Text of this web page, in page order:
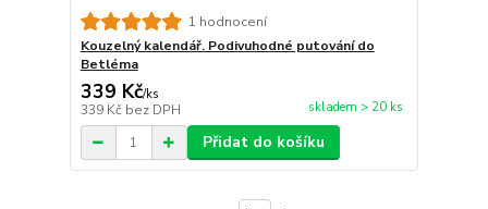
1 hodnocení
Kouzelný kalendář. Podivuhodné putování do
Betléma
339 Kč/ks
339 Kč bez DPH skladem > 20 ks
Přidat do košíku